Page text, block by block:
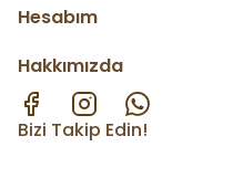
Hesabım
Hakkımızda
Bizi Takip Edin!